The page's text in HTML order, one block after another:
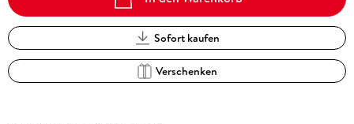
Sofort kaufen
Verschenken